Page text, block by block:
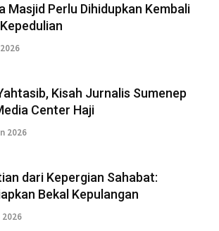
Masjid Perlu Dihidupkan Kembali
Kisah Jurnalis Sumenep
Center Haji
2026
dari Kepergian Sahabat:
Bekal Kepulangan
2026